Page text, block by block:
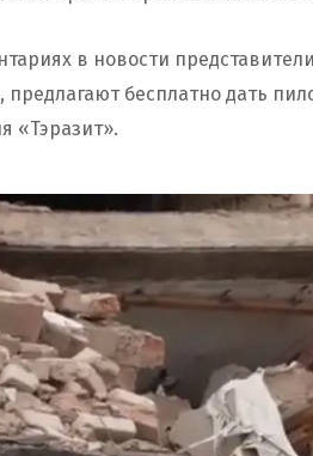
в новости
предлагают бесплатно дать
«Тэразит».